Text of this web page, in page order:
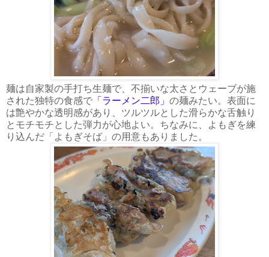
麺は自家製の手打ち生麺で、不揃いな太さとウェーブが施
された独特の食感で 「ラーメン二郎」 の麺みたい。表面に
は艶やかな透明感があり、ツルツルとした滑らかな舌触り
とモチモチとした弾力が心地よい。ちなみに、よもぎを練
り込んだ「よもぎそば」の用意もありました。